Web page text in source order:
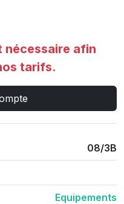
nécessaire afin
tarifs.
08/3B
Equipements